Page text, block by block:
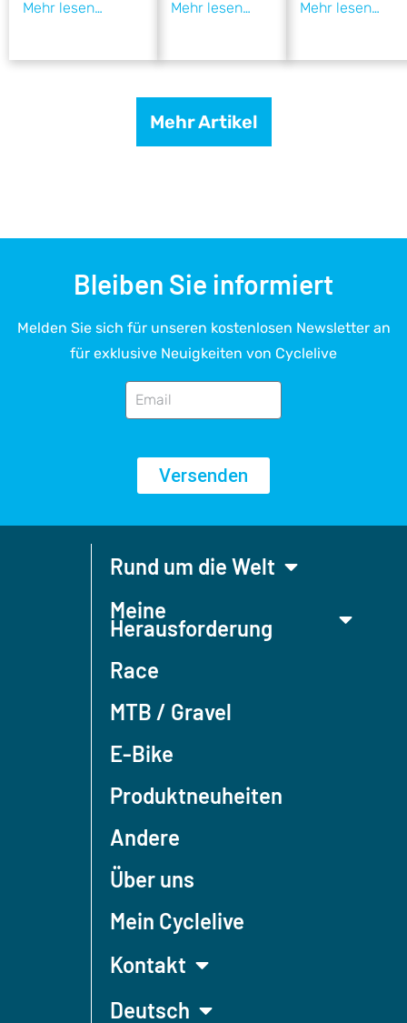
Mehr Artikel
Bleiben Sie informiert
Melden Sie sich für unseren kostenlosen Newsletter an
für exklusive Neuigkeiten von Cyclelive
Versenden
Rund um die Welt
Meine
Herausforderung
Race
MTB / Gravel
E-Bike
Produktneuheiten
Andere
Über uns
Mein Cyclelive
Kontakt
Deutsch